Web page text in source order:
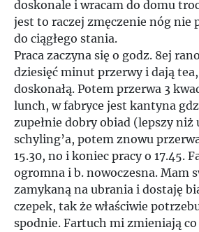
doskonale i wracam do domu
jest to raczej zmęczenie nóg nie
do ciągłego stania.
Praca zaczyna się o godz. 8ej
dziesięć minut przerwy i dają
doskonałą. Potem przerwa 3
lunch, w fabryce jest kantyna
zupełnie dobry obiad (lepszy niż
schyling’a, potem znowu
15.30, no i koniec pracy o 17.45.
ogromna i b. nowoczesna. Mam
zamykaną na ubrania i dostaję
czepek, tak że właściwie
spodnie. Fartuch mi zmieniają